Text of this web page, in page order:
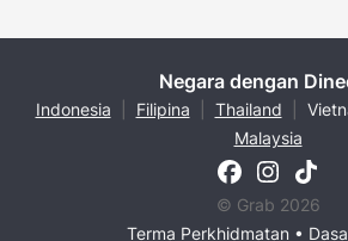
Negara dengan
Indonesia Filipina Thailand
Malaysia
© Grab 2026
Terma Perkhidmatan•